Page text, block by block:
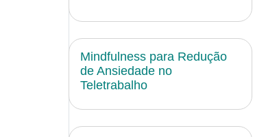
Mindfulness para Redução
de Ansiedade no
Teletrabalho